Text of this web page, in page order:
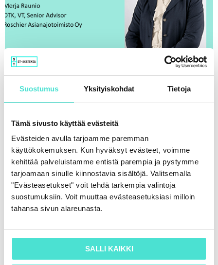
Suostumus Yksityiskohdat Tietoja
Tämä sivusto käyttää evästeitä
Evästeiden avulla tarjoamme paremman
käyttökokemuksen. Kun hyväksyt evästeet, voimme
kehittää palveluistamme entistä parempia ja pystymme
tarjoamaan sinulle kiinnostavia sisältöjä. Valitsemalla
"Evästeasetukset" voit tehdä tarkempia valintoja
suostumuksiin. Voit muuttaa evästeasetuksiasi milloin
tahansa sivun alareunasta.
SALLI KAIKKI
Suuria ja pieniä muutoksia yritysverotuksessa